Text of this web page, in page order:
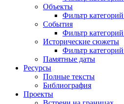
Объекты
Фильтр
События
Фильтр
Исторические сюжеты
Фильтр
Памятные даты
Ресурсы
Полные тексты
Библиография
Проекты